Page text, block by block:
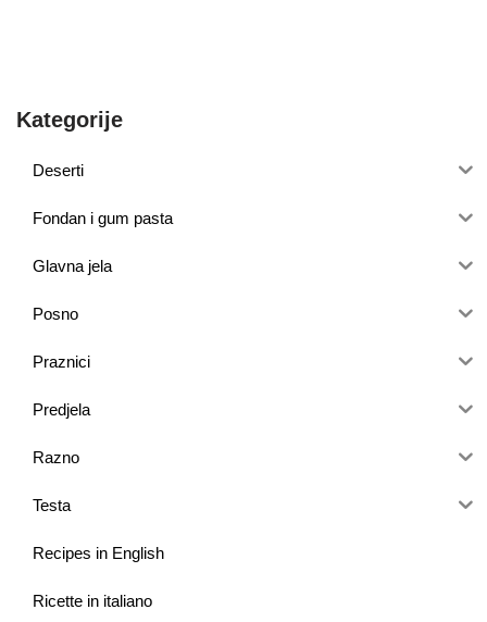
Kategorije
Deserti
Fondan i gum pasta
Glavna jela
Posno
Praznici
Predjela
Razno
Testa
Recipes in English
Ricette in italiano